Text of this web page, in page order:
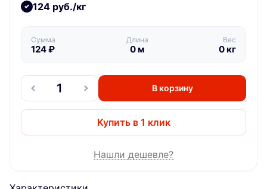
124 руб./кг
Сумма
124₽
Длина
0м
Вес
0кг
В корзину
Купить в 1 клик
Нашли дешевле?